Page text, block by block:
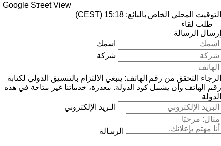
Google Street View
التوقيت المحلي الخاص بالبائع: 15:18 (CEST)
طلب لقاء
إرسال الرسالة
اسمك
شركة
الرجاء التحقق من رقم الهاتف: ينبغي الالتزام بالتنسيق الدولي لكتابة
رقم الهاتف وأن يشمل كود الدولة. معذرة، خدماتنا غير متاحة في هذه
الدولة
البريد الإلكتروني
الرسالة